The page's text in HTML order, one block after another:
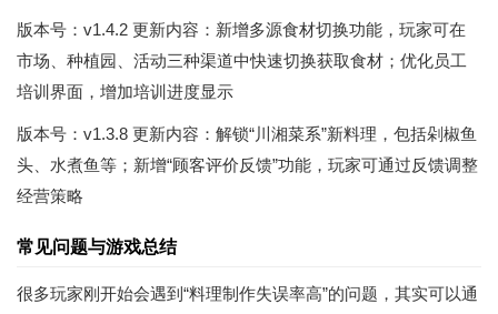
版本号：v1.4.2 更新内容：新增多源食材切换功能，玩家可在
市场、种植园、活动三种渠道中快速切换获取食材；优化员工
培训界面，增加培训进度显示
版本号：v1.3.8 更新内容：解锁“川湘菜系”新料理，包括剁椒鱼
头、水煮鱼等；新增“顾客评价反馈”功能，玩家可通过反馈调整
经营策略
常见问题与游戏总结
很多玩家刚开始会遇到“料理制作失误率高”的问题，其实可以通